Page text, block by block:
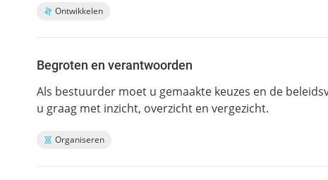
Ontwikkelen
Begroten en verantwoorden
Als bestuurder moet u gemaakte keuzes en de
u graag met inzicht, overzicht en vergezicht.
Organiseren